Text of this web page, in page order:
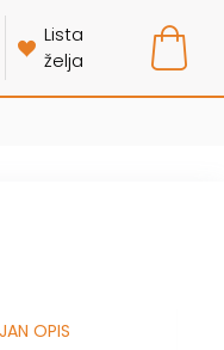
Lista
želja
OPIS